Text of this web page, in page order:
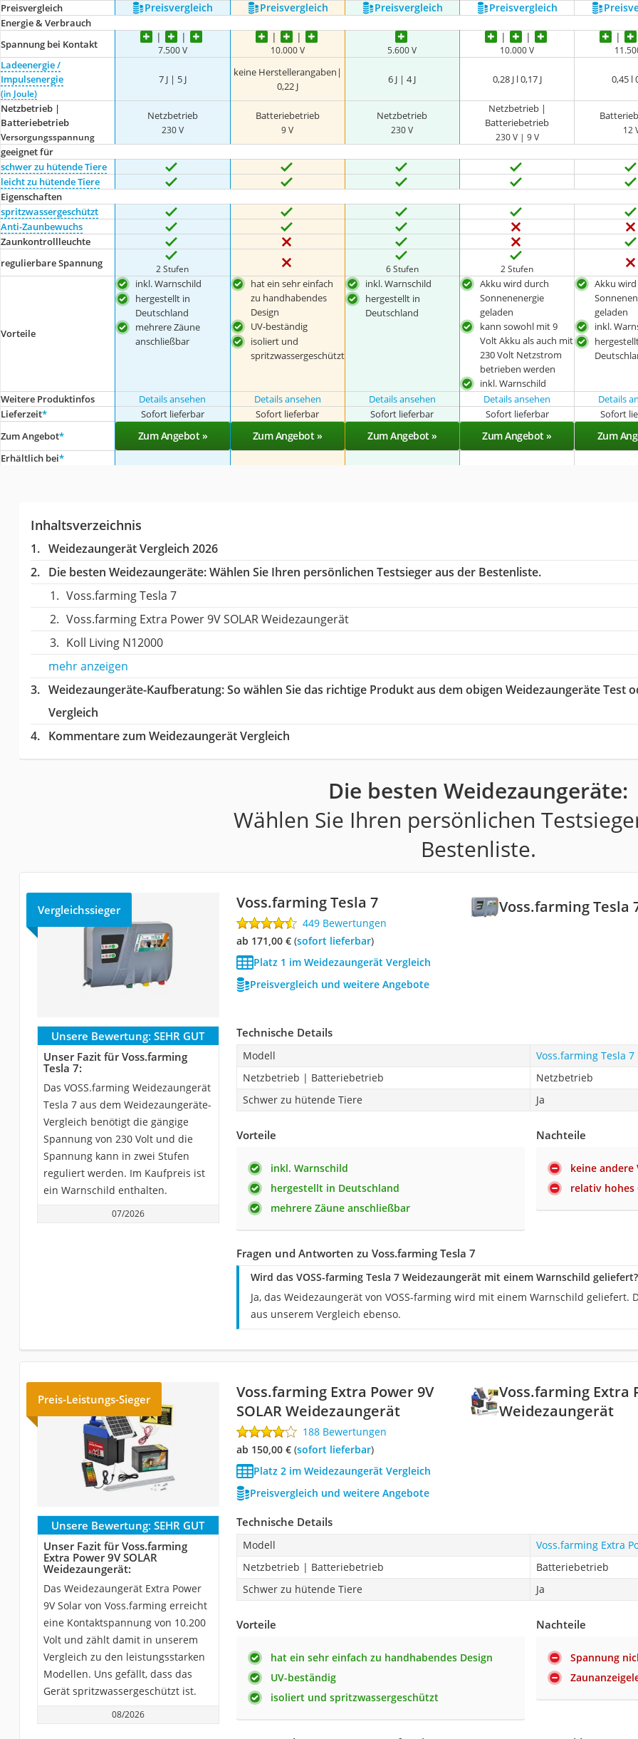
Preis­vergleich
Preis­vergleich Preis­vergleich Preis­vergleich Preis­vergleich
Energie & Verbrauch
Spannung bei Kontakt
7.500 V 10.000 V 5.600 V 10.000 V
Ladeenergie /
Impulsenergie
(in Joule)
7 J | 5 J
keine Herstellerangaben|
0,22 J
6 J | 4 J 0,28 J l 0,17 J 0,45 l
Netzbetrieb |
Batteriebetrieb
Versorgungsspannung
Netzbetrieb
230 V
Batteriebetrieb
9 V
Netzbetrieb
230 V
Netzbetrieb |
Batteriebetrieb
230 V | 9 V
12
geeignet für
schwer zu hütende Tiere
leicht zu hütende Tiere
Eigenschaften
spritzwassergeschützt
Anti-Zaunbewuchs
Zaunkontrollleuchte
regulierbare Spannung
2 Stufen 6 Stufen 2 Stufen
Vorteile
inkl. Warnschild
hergestellt in
Deutschland
mehrere Zäune
anschließbar
hat ein sehr einfach
zu handhabendes
Design
UV-beständig
isoliert und
spritzwassergeschützt
inkl. Warnschild
hergestellt in
Deutschland
Akku wird durch
Sonnenenergie
geladen
kann sowohl mit 9
Volt Akku als auch mit
230 Volt Netzstrom
betrieben werden
inkl. Warnschild
Akku
geladen
inkl.
Weitere Produktinfos Details ansehen Details ansehen Details ansehen Details ansehen Details
Lieferzeit* Sofort lieferbar Sofort lieferbar Sofort lieferbar Sofort lieferbar Sofort
Zum Angebot* Zum Angebot » Zum Angebot » Zum Angebot » Zum Angebot » Zum
Erhältlich bei*
Inhaltsverzeichnis
Weidezaungerät Vergleich 2026
Die besten Weidezaungeräte:Wählen Sie Ihren persönlichen Testsieger aus der Bestenliste.
Voss.farming Tesla 7
Voss.farming Extra Power 9V SOLAR Weidezaungerät
Koll Living N12000
mehr anzeigen
Weidezaungeräte-Kaufberatung: So wählen Sie das richtige Produkt aus dem obigen Weidezaungeräte Test
Vergleich
Kommentare zum Weidezaungerät Vergleich
Die besten Weidezaungeräte:
Wählen Sie Ihren persönlichen
Bestenliste.
Voss.farming Tesla
Vergleichssieger Voss.farming Tesla 7
449 Bewertungen
ab 171,00 €( Sofort lieferbar)
Platz 1 im Weidezaungerät Vergleich
Preisvergleich und weitere Angebote
Unsere Bewertung: SEHR GUT
Unser Fazit für Voss.farming
Tesla 7:
Das VOSS.farming Weidezaungerät
Tesla 7 aus dem Weidezaungeräte-
Vergleich benötigt die gängige
Spannung von 230 Volt und die
Spannung kann in zwei Stufen
reguliert werden. Im Kaufpreis ist
ein Warnschild enthalten.
07/2026
Technische Details
Modell
Voss.farming Tesla 7
Netzbetrieb | Batteriebetrieb
Netzbetrieb
Schwer zu hütende Tiere
Ja
Vorteile
inkl. Warnschild
hergestellt in Deutschland
mehrere Zäune anschließbar
Nachteile
keine
relativ hohes
Fragen und Antworten zu Voss.farming Tesla 7
Wird das VOSS-farming Tesla 7 Weidezaungerät mit einem Warnschild geliefert?
Ja, das Weidezaungerät von VOSS-farming wird mit einem Warnschild geliefert.
aus unserem Vergleich ebenso.
Voss.farming Extra
Weidezaungerät
Preis-Leistungs-Sieger
Voss.farming Extra Power 9V
SOLAR Weidezaungerät
188 Bewertungen
ab 150,00 €( Sofort lieferbar)
Platz 2 im Weidezaungerät Vergleich
Preisvergleich und weitere Angebote
Unsere Bewertung: SEHR GUT
Unser Fazit für Voss.farming
Extra Power 9V SOLAR
Weidezaungerät:
Das Weidezaungerät Extra Power
9V Solar von Voss.farming erreicht
eine Kontaktspannung von 10.200
Volt und zählt damit in unserem
Vergleich zu den leistungsstarken
Modellen. Uns gefällt, dass das
Gerät spritzwassergeschützt ist.
08/2026
Technische Details
Modell
Voss.farming Extra
Netzbetrieb | Batteriebetrieb
Batteriebetrieb
Schwer zu hütende Tiere
Ja
Vorteile
hat ein sehr einfach zu handhabendes Design
UV-beständig
isoliert und spritzwassergeschützt
Nachteile
Spannung